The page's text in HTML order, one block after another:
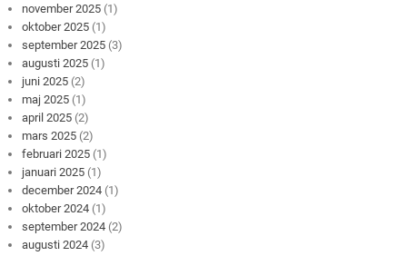
november 2025 (1)
oktober 2025 (1)
september 2025 (3)
augusti 2025 (1)
juni 2025 (2)
maj 2025 (1)
april 2025 (2)
mars 2025 (2)
februari 2025 (1)
januari 2025 (1)
december 2024 (1)
oktober 2024 (1)
september 2024 (2)
augusti 2024 (3)